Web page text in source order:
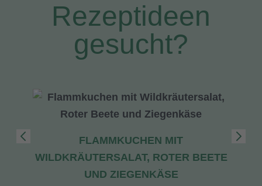
Rezeptideen
gesucht?
FLAMMKUCHEN MIT
WILDKRÄUTERSALAT, ROTER BEETE
UND ZIEGENKÄSE